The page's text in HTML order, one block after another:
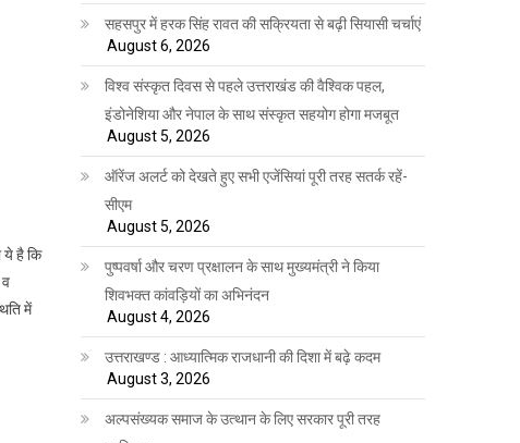
ये है कि
व
में
सहसपुर में हरक सिंह रावत की सक्रियता से बढ़ी सियासी चर्चाएं
August 6, 2026
विश्व संस्कृत दिवस से पहले उत्तराखंड की वैश्विक पहल,
इंडोनेशिया और नेपाल के साथ संस्कृत सहयोग होगा मजबूत
August 5, 2026
ऑरेंज अलर्ट को देखते हुए सभी एजेंसियां पूरी तरह सतर्क रहें-
सीएम
August 5, 2026
पुष्पवर्षा और चरण प्रक्षालन के साथ मुख्यमंत्री ने किया
शिवभक्त कांवड़ियों का अभिनंदन
August 4, 2026
उत्तराखण्ड : आध्यात्मिक राजधानी की दिशा में बढ़े कदम
August 3, 2026
अल्पसंख्यक समाज के उत्थान के लिए सरकार पूरी तरह